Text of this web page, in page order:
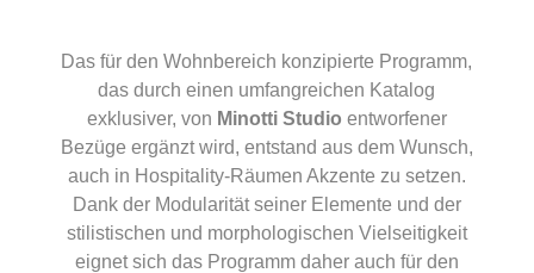
Das für den Wohnbereich konzipierte Programm,
das durch einen umfangreichen Katalog
exklusiver, von Minotti Studio entworfener
Bezüge ergänzt wird, entstand aus dem Wunsch,
auch in Hospitality-Räumen Akzente zu setzen.
Dank der Modularität seiner Elemente und der
stilistischen und morphologischen Vielseitigkeit
eignet sich das Programm daher auch für den